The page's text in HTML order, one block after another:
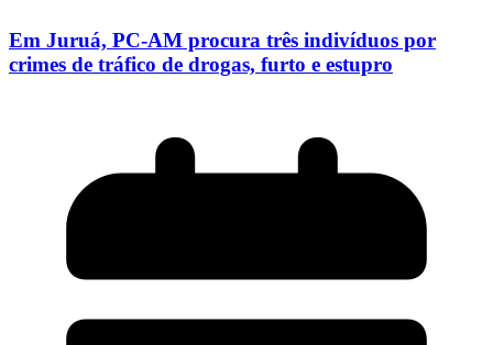
Em Juruá, PC-AM procura três indivíduos por
crimes de tráfico de drogas, furto e estupro